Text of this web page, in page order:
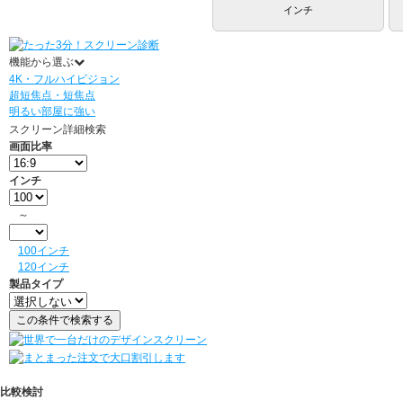
インチ
機能から選ぶ
4K・フルハイビジョン
超短焦点・短焦点
明るい部屋に強い
スクリーン詳細検索
画面比率
インチ
～
100インチ
120インチ
製品タイプ
比較検討